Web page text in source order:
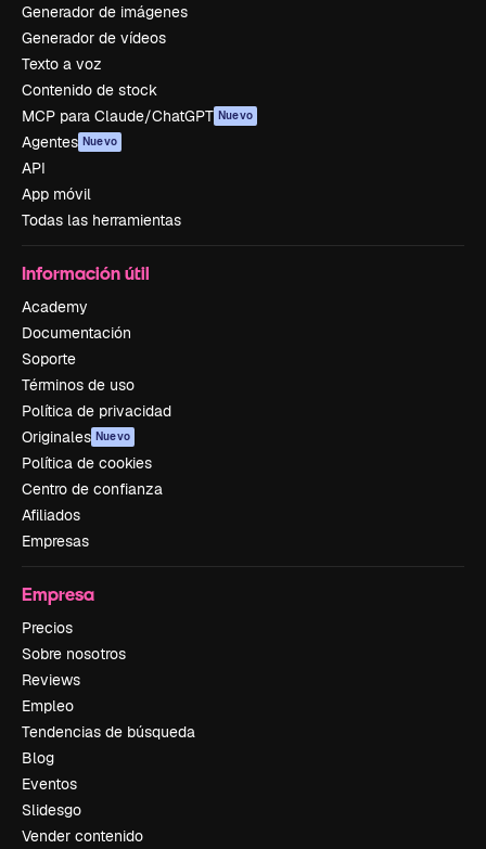
Generador de imágenes
Generador de vídeos
Texto a voz
Contenido de stock
MCP para Claude/ChatGPT Nuevo
Agentes Nuevo
API
App móvil
Todas las herramientas
Información útil
Academy
Documentación
Soporte
Términos de uso
Política de privacidad
Originales Nuevo
Política de cookies
Centro de confianza
Afiliados
Empresas
Empresa
Precios
Sobre nosotros
Reviews
Empleo
Tendencias de búsqueda
Blog
Eventos
Slidesgo
Vender contenido